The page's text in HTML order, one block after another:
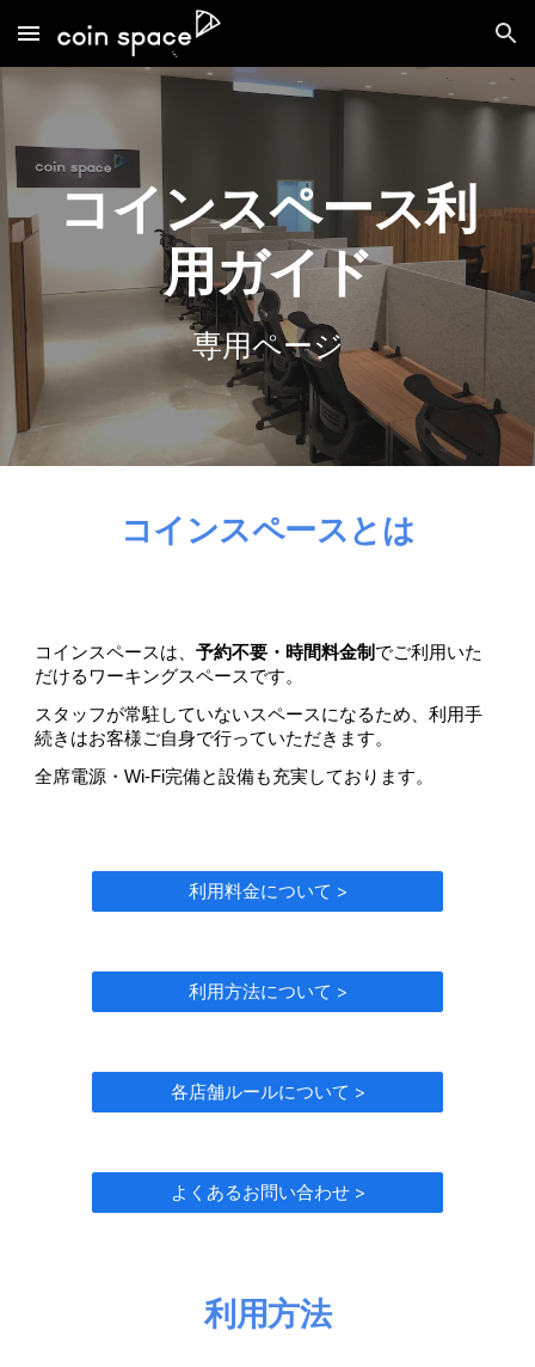
Skip to main content Skip to navigation
コインスペース利
用ガイド
専用ページ
コインスペースとは
コインスペースは、予約不要・時間料金制 でご利用いた
だけるワーキングスペースです。
スタッフが常駐していないスペースになるため、利用手
続きはお客様ご自身で行っていただきます。
全席電源・Wi-Fi完備と設備も充実しております。
利用料金について >
利用方法について >
各店舗ルールについて >
よくあるお問い合わせ >
利用方法